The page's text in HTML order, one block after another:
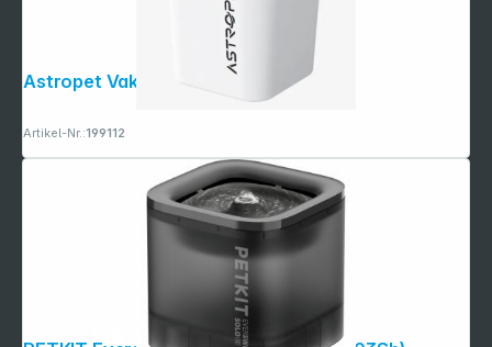
Astropet Vakuumbehälter Vega
Artikel-Nr.:199112